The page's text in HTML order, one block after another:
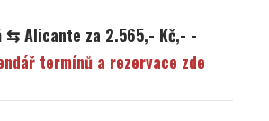
⇆ Alicante za 2.565,- Kč,- -
termínů a rezervace zde